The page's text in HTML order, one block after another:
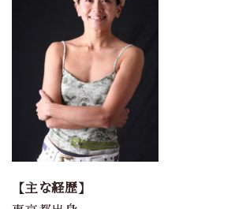
【主な経歴】